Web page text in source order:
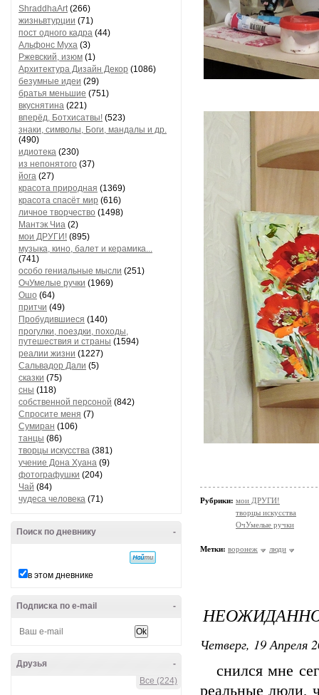
ShraddhaArt(266)
жизньвтурции (71)
пост одного кадра (44)
Альфонс Муха (3)
Ржевский, изюм (1)
Архитектура Дизайн Декор (1086)
безумные идеи (29)
братья меньшие (751)
вкуснятина (221)
вперёд, Ботхисатвы! (523)
знаки, символы, Боги, мандалы и др.
(490)
идиотека (230)
из непонятого (37)
йога (27)
красота природная (1369)
красота спасёт мир (616)
личное творчество (1498)
Мантэк Чиа (2)
мои ДРУГИ! (895)
музыка, кино, балет и керамика...
(741)
особо гениальные мысли (251)
ОчУмелые ручки (1969)
Ошо (64)
притчи (49)
Пробудившиеся (140)
прогулки, поездки, походы,
путешествия и страны (1594)
реалии жизни (1227)
Сальвадор Дали (5)
сказки (75)
сны (118)
собственной персоной (842)
Спросите меня (7)
Сумиран (106)
танцы (86)
творцы искусства (381)
учение Дона Хуана (9)
фотографушки (204)
Чай (84)
чудеса человека (71)
-
Поиск по дневнику
в этом дневнике
-
Подписка по e-mail
-
Друзья
Все (224)
Рубрики: мои ДРУГИ!
творцы искусства
ОчУмелые ручки
Метки: воронеж люди
Четверг, 19 Апреля
снился мне
реальные люди,